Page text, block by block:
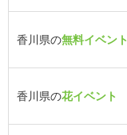
香川県の無料イベント
香川県の花イベント